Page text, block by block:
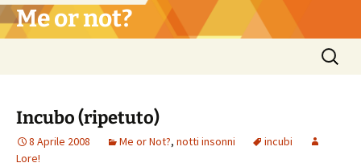
Vai
al Me or not?
Ricerca
per:
Incubo (ripetuto)
8 Aprile 2008 Me or Not?, notti insonni
incubi
Lore!